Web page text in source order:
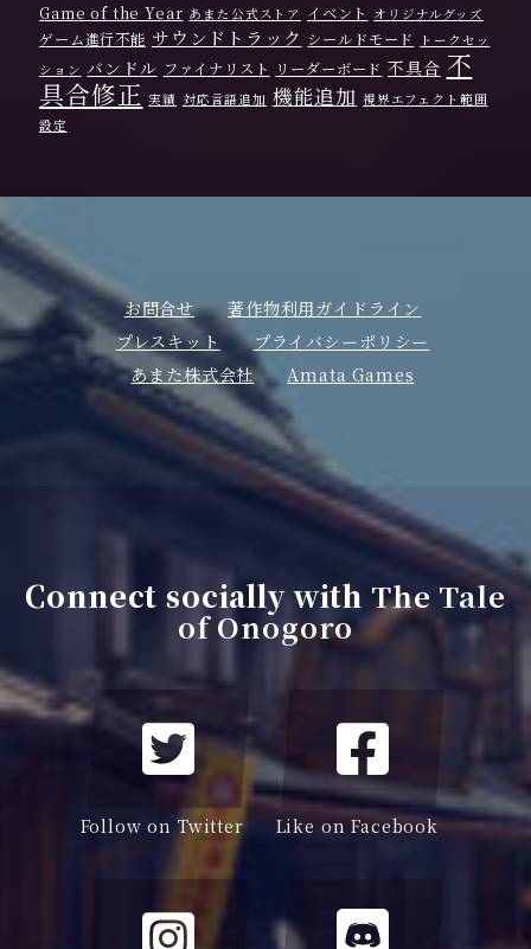
Game of the Year あまた公式ストア イベント オリジナルグッズ
ゲーム進行不能 サウンドトラック シールドモード
トークセッ
ション バンドル ファイナリスト リーダーボード 不具合 不
具合修正 実績 対応言語追加 機能追加 視界エフェクト範囲
設定
お問合せ
著作物利用ガイドライン
プレスキット
プライバシーポリシー
あまた株式会社
Amata Games
Connect socially with The Tale
of Onogoro
Follow on Twitter Like on Facebook